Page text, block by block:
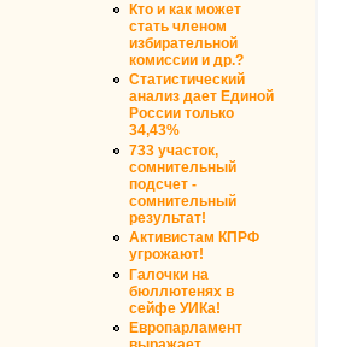
Кто и как может
стать членом
избирательной
комиссии и др.?
Статистический
анализ дает Единой
России только
34,43%
733 участок,
сомнительный
подсчет -
сомнительный
результат!
Активистам КПРФ
угрожают!
Галочки на
бюллютенях в
сейфе УИКа!
Европарламент